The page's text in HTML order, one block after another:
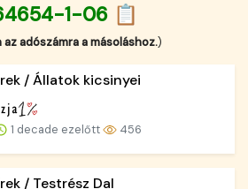
1-06 📋
adószámra a másoláshoz.)
/ Állatok kicsinyei
1 decade ezelőtt 456
/ Testrész Dal